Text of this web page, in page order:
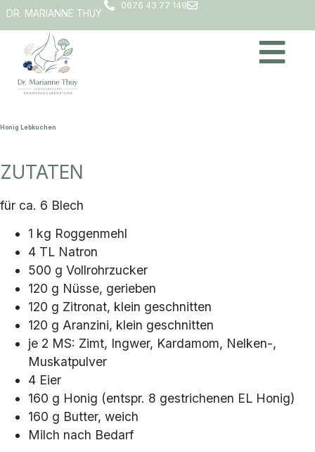
DR. MARIANNE THUY
0676 43 77 149
Honig Lebkuchen
ZUTATEN
für ca. 6 Blech
1 kg Roggenmehl
4 TL Natron
500 g Vollrohrzucker
120 g Nüsse, gerieben
120 g Zitronat, klein geschnitten
120 g Aranzini, klein geschnitten
je 2 MS: Zimt, Ingwer, Kardamom, Nelken-,
Muskatpulver
4 Eier
160 g Honig (entspr. 8 gestrichenen EL Honig)
160 g Butter, weich
Milch nach Bedarf